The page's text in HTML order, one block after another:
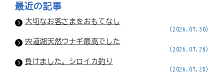
最近の記事
大切なお客さまをおもてなし
(2026.07.30)
宍道湖天然ウナギ最高でした
(2026.07.29)
負けました。シロイカ釣り
(2026.07.28)